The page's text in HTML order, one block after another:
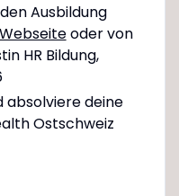
Ausbildung
Webseiteoder von
HR Bildung,
absolviere deine
Ostschweiz